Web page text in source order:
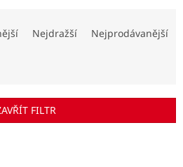
Nejdražší Nejprodávanější
FILTR